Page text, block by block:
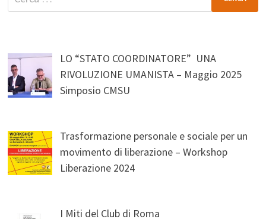
per:
LO “STATO COORDINATORE” UNA
RIVOLUZIONE UMANISTA – Maggio 2025
Simposio CMSU
Trasformazione personale e sociale per un
movimento di liberazione – Workshop
Liberazione 2024
I Miti del Club di Roma